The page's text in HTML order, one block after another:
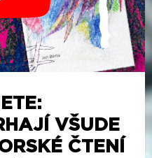
VŠUDE
ČTENÍ